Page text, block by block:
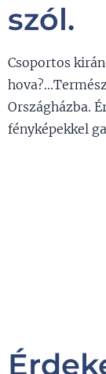
szól.
Csoportos
Országházba.
fényképekkel